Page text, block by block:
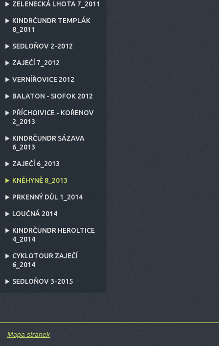
ZELENECKÁ LHOTA 7_2011
KINDRČUNDR TEMPLÁK
8_2011
SEDLOŇOV 2-2012
ZAJEČÍ 7_2012
VERNÍŘOVICE 2012
BALATON - SIOFOK 2012
PŘÍCHOIVICE - KOŘENOV
2_2013
KINDRČUNDR SÁZAVA
6_2013
ZAJEČÍ 6_2013
KNĚHYNĚ 8_2013
PRKENNÝ DŮL 1_2014
LOUČNÁ 2014
KINDRČUNDR HEROLTICE
4_2014
CYKLOTOUR ZAJEČÍ
6_2014
SEDLOŇOV 3-2015
Mapa stránek